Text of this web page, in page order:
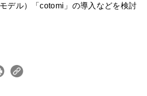
デル）「cotomi」の導入などを検討